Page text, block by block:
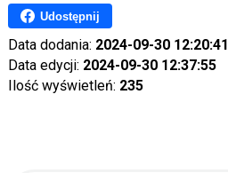
Udostępnij
Data dodania: 2024-09-30 12:20:41
Data edycji: 2024-09-30 12:37:55
Ilość wyświetleń: 235